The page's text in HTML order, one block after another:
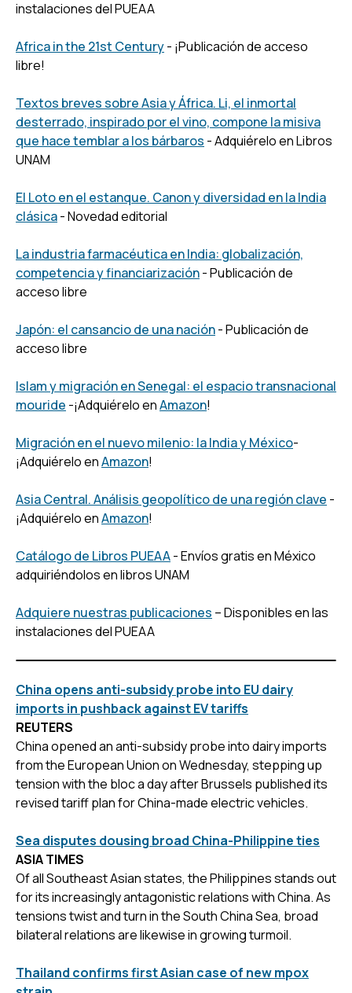
instalaciones del PUEAA
Africa in the 21st Century- ¡Publicación de acceso
libre!
Textos breves sobre Asia y África. Li, el inmortal
desterrado, inspirado por el vino, compone la misiva
que hace temblar a los bárbaros - Adquiérelo en Libros
UNAM
El Loto en el estanque. Canon y diversidad en la India
clásica- Novedad editorial
La industria farmacéutica en India: globalización,
competencia y financiarización- Publicación de
acceso libre
Japón: el cansancio de una nación- Publicación de
acceso libre
Islam y migración en Senegal: el espacio transnacional
mouride -¡Adquiérelo enAmazon!
Migración en el nuevo milenio: la India y México-
¡Adquiérelo enAmazon!
Asia Central. Análisis geopolítico de una región clave -
¡Adquiérelo enAmazon!
Catálogo de Libros PUEAA- Envíos gratis en México
adquiriéndolos en libros UNAM
Adquiere nuestras publicaciones – Disponibles en las
instalaciones del PUEAA
China opens anti-subsidy probe into EU dairy
imports in pushback against EV tariffs
REUTERS
China opened an anti-subsidy probe into dairy imports
from the European Union on Wednesday, stepping up
tension with the bloc a day after Brussels published its
revised tariff plan for China-made electric vehicles.
Sea disputes dousing broad China-Philippine ties
ASIA TIMES
Of all Southeast Asian states, the Philippines stands out
for its increasingly antagonistic relations with China. As
tensions twist and turn in the South China Sea, broad
bilateral relations are likewise in growing turmoil.
Thailand confirms first Asian case of new mpox